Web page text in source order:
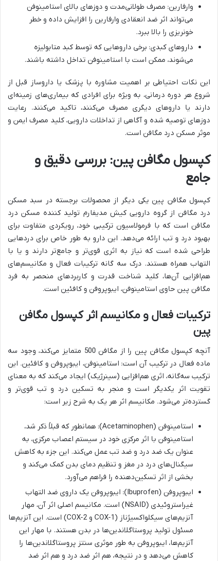
وارفارین: مصرف طولانی‌مدت و دوزهای بالای استامینوفن
می‌تواند اثر ضد انعقادی وارفارین را افزایش داده و خطر
خونریزی را بالا ببرد.
داروهای کبدی: برخی داروهایی که توسط کبد متابولیزه
می‌شوند، ممکن است با استامینوفن تداخل داشته باشند.
این نکات احتیاطی بر اهمیت مشاوره با پزشک یا داروساز قبل از
شروع هر دوره درمانی، به ویژه برای افرادی که بیماری‌های زمینه‌ای
دارند یا داروهای دیگری مصرف می‌کنند، تاکید می‌کنند. رعایت
دوزهای توصیه شده و آگاهی از تداخلات دارویی، کلید مصرف ایمن و
موثر مسکن درد مگافن است.
کپسول مگافن پین: بررسی دقیق و
جامع
کپسول مگافن پین یکی دیگر از محصولات برجسته در سبد مسکن
درد مگافن از گروه دارویی کیش مدیفارم تولید کننده مسکن درد
مگافن است که با فرمولاسیون ترکیبی خود، رویکردی متفاوت برای
بهبود درد و تب ارائه می‌دهد. این دارو به طور خاص برای دردهایی
طراحی شده است که نیاز به اثری قوی‌تر و جامع‌تر دارند و یا با
التهاب همراه هستند. درک سه گانه ترکیبات فعال و مکانیسم‌های
هم‌افزایی آن‌ها، کلید شناخت قدرت و کاربردهای منحصر به فرد
مگافن پین حاوی استامینوفن، ایبوپروفن و کافئین است.
ترکیبات فعال و مکانیسم اثر کپسول مگافن
پین
آنچه کپسول مگافن پین را از مگافن 500 متمایز می‌کند، وجود سه
ماده فعال در ترکیب آن است: استامینوفن، ایبوپروفن و کافئین. این
ترکیب سه‌گانه، اثری هم‌افزایی (سینرژیک) ایجاد می‌کند که به معنای
تقویت اثر یکدیگر است و منجر به تسکین درد و تب قوی‌تر و
گسترده‌تر می‌شود. مکانیسم اثر هر یک به شرح زیر است:
استامینوفن (Acetaminophen): همانطور که قبلاً ذکر شد،
استامینوفن با اثر مرکزی خود در سیستم اعصاب مرکزی، به
عنوان یک ضد درد و ضد تب عمل می‌کند. این جزء به کاهش
سیگنال‌های درد در مغز و تنظیم دمای بدن کمک می‌کند و
بخشی از اثر تسکین‌دهنده را فراهم می‌آورد.
ایبوپروفن (Ibuprofen): ایبوپروفن یک داروی ضد التهاب
غیراستروئیدی (NSAID) است. مکانیسم اصلی اثر آن، مهار
آنزیم‌های سیکلواکسیژناز (COX-1 و COX-2) است. این آنزیم‌ها
مسئول تولید پروستاگلاندین‌ها در بدن هستند. با مهار این
آنزیم‌ها، ایبوپروفن به طور موثری سنتز پروستاگلاندین‌ها را
کاهش می‌دهد و در نتیجه، هم اثر ضد درد و هم اثر ضد